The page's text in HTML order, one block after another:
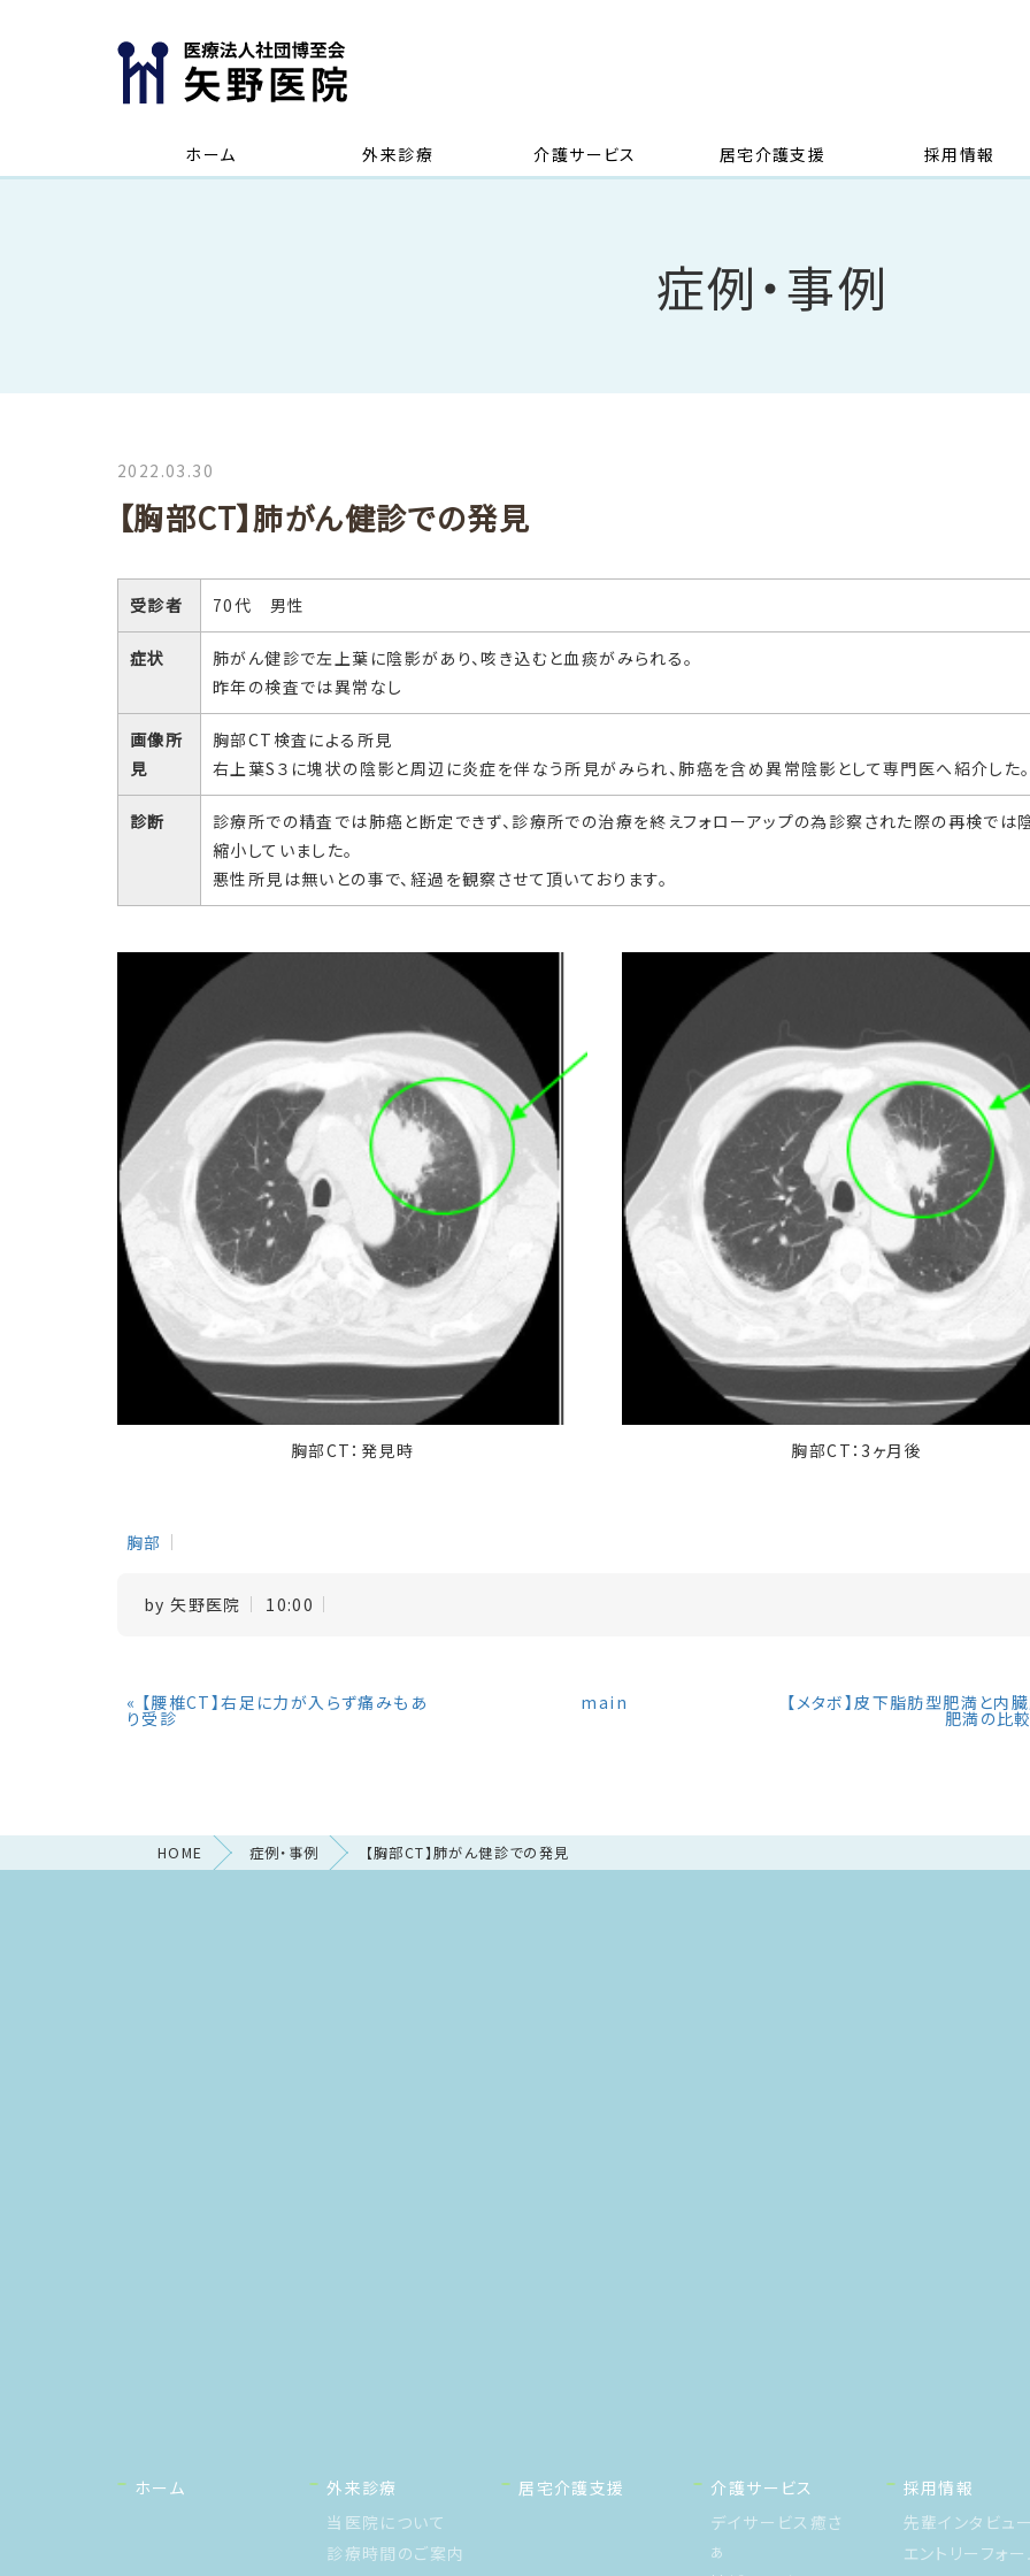
ホーム 外来診療 介護サービス 居宅介護支援 採用情報
症例・事例
2022.03.30
【胸部CT】肺がん健診での発見
受診者 70代 男性
症状
肺がん健診で左上葉に陰影があり、咳き込むと血痰がみられる。
昨年の検査では異常なし
画像所
見
胸部CT検査による所見
右上葉S３に塊状の陰影と周辺に炎症を伴なう所見がみられ、肺癌を含め異常陰影として専門医へ紹介した。
診断
診療所での精査では肺癌と断定できず、診療所での治療を終えフォローアップの為診察された際の再検では
縮小していました。
悪性所見は無いとの事で、経過を観察させて頂いております。
胸部CT：発見時 胸部CT：3ヶ月後
胸部
by矢野医院 10:00
« 【腰椎CT】右足に力が入らず痛みもあ
り受診
main 【メタボ】皮下脂肪型肥満と内
肥満の比
HOME 症例・事例 【胸部CT】肺がん健診での発見
ホーム
外来診療
当医院について
診療時間のご案内
居宅介護支援
介護サービス
デイサービス癒さ
ぁ
採用情報
先輩インタビュー
エントリーフォー